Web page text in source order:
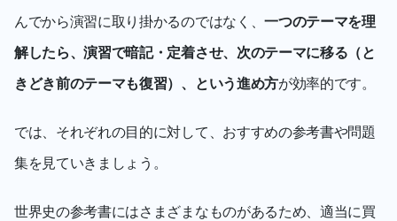
んでから演習に取り掛かるのではなく、一つのテーマを理
解したら、演習で暗記・定着させ、次のテーマに移る（と
きどき前のテーマも復習）、という進め方が効率的です。
では、それぞれの目的に対して、おすすめの参考書や問題
集を見ていきましょう。
世界史の参考書にはさまざまなものがあるため、適当に買